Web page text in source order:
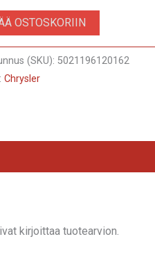
OSTOSKORIIN
(SKU):5021196120162
Chrysler
kirjoittaa tuotearvion.